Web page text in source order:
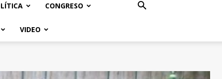
CONGRESO
VIDEO